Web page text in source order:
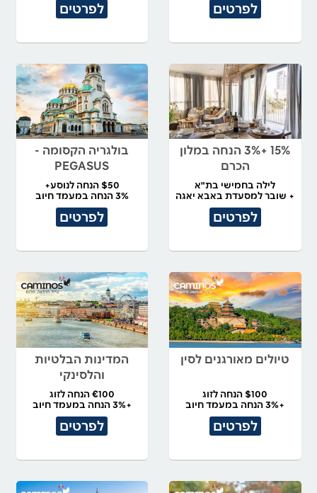
לפרטים לפרטים
15% +3% הנחה במלון
הכרם
לילה בחמישי בת"א
+ שובר למסעדת באבא יאגה
לפרטים
בולגריה הקסומה -
PEGASUS
$50 הנחה לנוסע+
3% הנחה במעמד חיוב
לפרטים
טיולים מאורגנים לסין
$100 הנחה לזוג
+3% הנחה במעמד חיוב
לפרטים
המדינות הבלטיות
והלסינקי
€100 הנחה לזוג
+3% הנחה במעמד חיוב
לפרטים